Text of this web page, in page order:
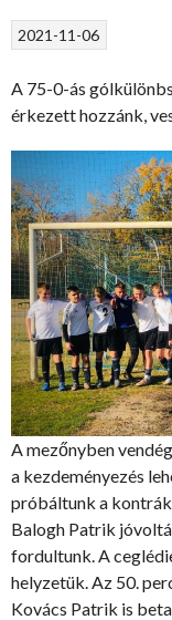
2021-11-06
A 75-0-ás
érkezett hozzánk,
A mezőnyben
a kezdeményezés
próbáltunk a
Balogh Patrik
fordultunk. A
helyzetük. Az 50.
Kovács Patrik is